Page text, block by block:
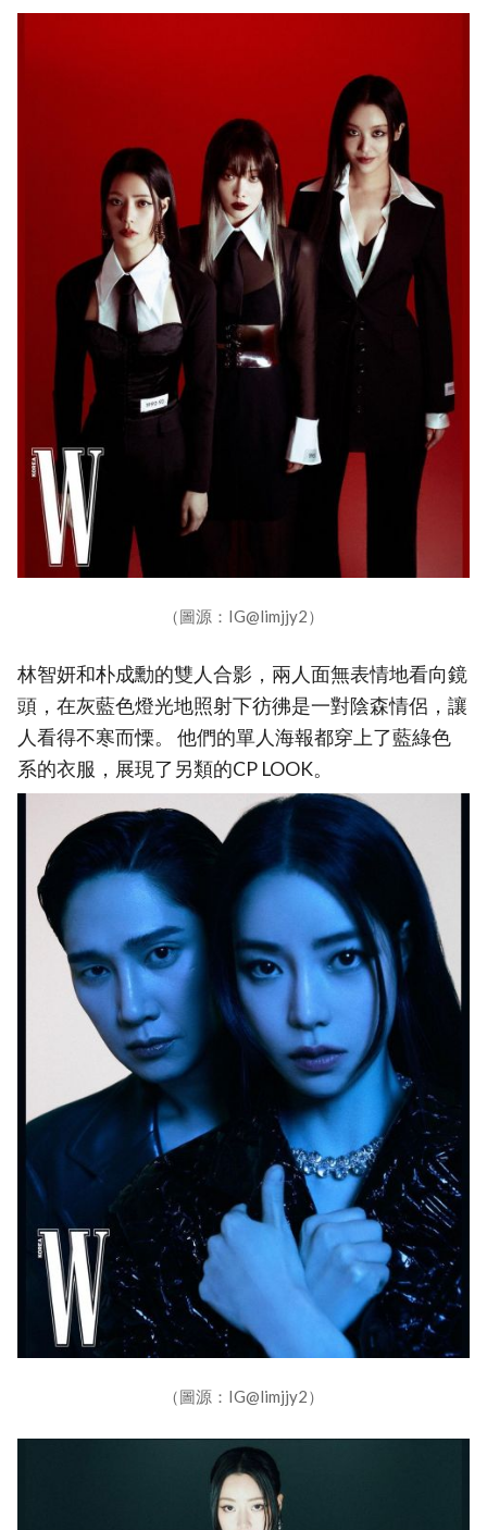
（圖源：IG@limjjy2）
林智妍和朴成勳的雙人合影，兩人面無表情地看向鏡
頭，在灰藍色燈光地照射下彷彿是一對陰森情侶，讓
人看得不寒而慄。 他們的單人海報都穿上了藍綠色
系的衣服，展現了另類的CP LOOK。
（圖源：IG@limjjy2）